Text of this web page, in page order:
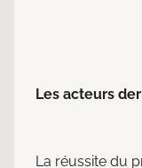
Les acteurs
La réussite du